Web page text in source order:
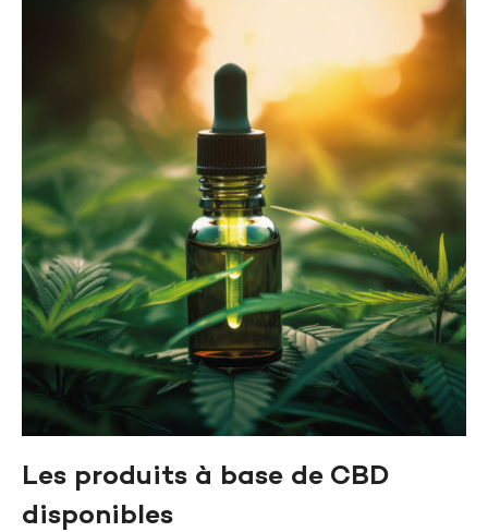
Les produits à base de CBD
disponibles